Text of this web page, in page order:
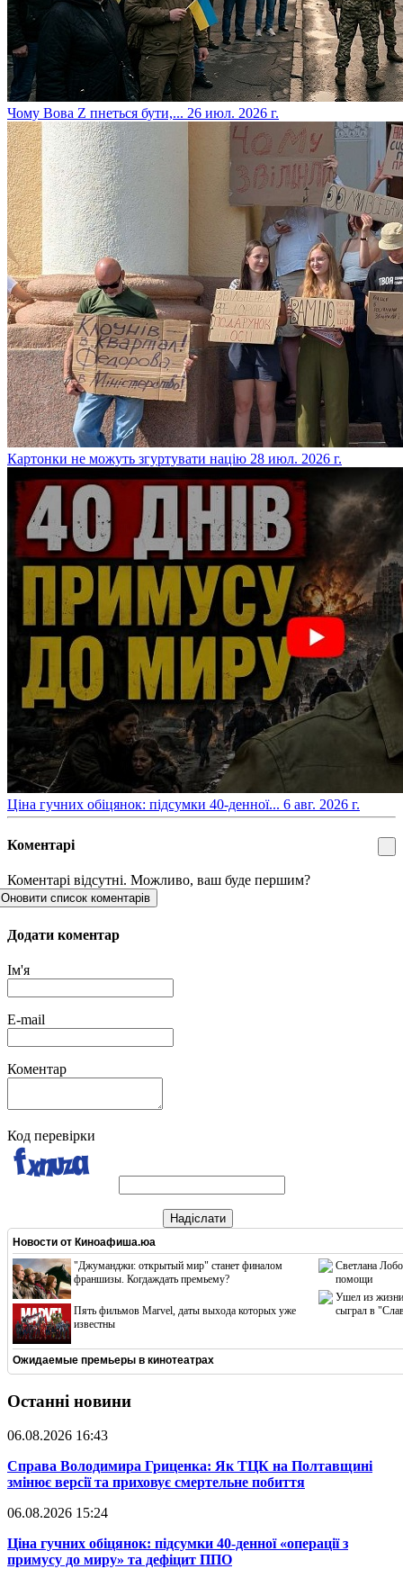
​Чому Вова Z пнеться бути,... 26 июл. 2026 г.
​Картонки не можуть згуртувати націю 28 июл. 2026 г.
​Ціна гучних обіцянок: підсумки 40-денної... 6 авг. 2026 г.
Коментарі
Коментарі відсутні. Можливо, ваш буде першим?
Оновити список коментарів
Додати коментар
Ім'я
E-mail
Коментар
Код перевірки
Надіслати
Новости от Киноафиша.юа
"Джуманджи: открытый мир" станет финалом
франшизы. Когдаждать премьему?
Пять фильмов Marvel, даты выхода которых уже
известны
Светлана
помощи
Ушел из жизни
сыграл в
Ожидаемые премьеры в кинотеатрах
Останні новини
06.08.2026 16:43
​Справа Володимира Гриценка: Як ТЦК на Полтавщині
змінює версії та приховує смертельне побиття
06.08.2026 15:24
​Ціна гучних обіцянок: підсумки 40-денної «операції з
примусу до миру» та дефіцит ППО